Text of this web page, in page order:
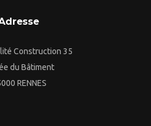
Construction 35
du Bâtiment
RENNES